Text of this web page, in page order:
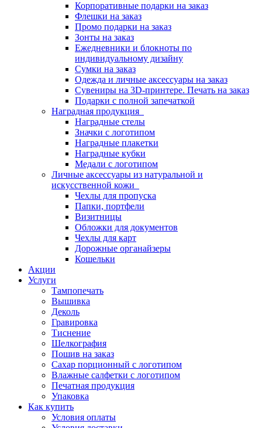
Корпоративные подарки на заказ
Флешки на заказ
Промо подарки на заказ
Зонты на заказ
Ежедневники и блокноты по
индивидуальному дизайну
Сумки на заказ
Одежда и личные аксессуары на заказ
Сувениры на 3D-принтере. Печать на заказ
Подарки с полной запечаткой
Наградная продукция
Наградные стелы
Значки с логотипом
Наградные плакетки
Наградные кубки
Медали с логотипом
Личные аксессуары из натуральной и
искусственной кожи
Чехлы для пропуска
Папки, портфели
Визитницы
Обложки для документов
Чехлы для карт
Дорожные органайзеры
Кошельки
Акции
Услуги
Тампопечать
Вышивка
Деколь
Гравировка
Тиснение
Шелкография
Пошив на заказ
Сахар порционный с логотипом
Влажные салфетки с логотипом
Печатная продукция
Упаковка
Как купить
Условия оплаты